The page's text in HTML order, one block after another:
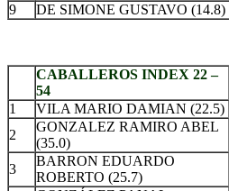
9
DE SIMONE GUSTAVO (14.8)
CABALLEROS INDEX 22 –
54
1
VILA MARIO DAMIAN (22.5)
2
GONZALEZ RAMIRO ABEL
(35.0)
3
BARRON EDUARDO
ROBERTO (25.7)